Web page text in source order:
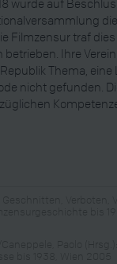
wurde auf
Filmzensur traf
betrieben. Ihre
Thema,
nicht gefunden.